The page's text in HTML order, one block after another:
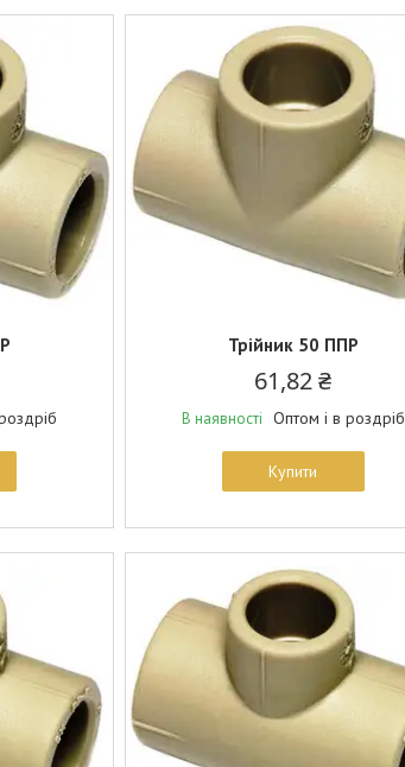
Трійник 50 ППР
61,82 ₴
В наявності Оптом і в роздріб
Купити